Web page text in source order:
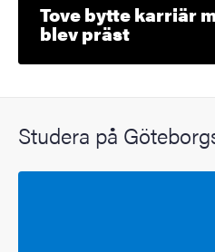
Tove bytte karriär
blev präst
Studera på